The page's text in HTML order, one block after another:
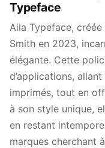
Typeface
Aila Typeface,
Smith en 2023,
élégante. Cette
d’applications,
imprimés, tout en
à son style unique,
en restant
marques cherchant